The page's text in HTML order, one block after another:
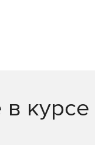
Эта мощная функция
в курсе